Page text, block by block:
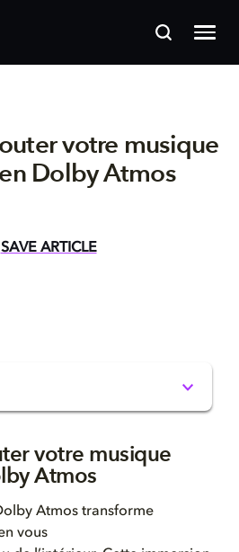
votre musique
Dolby Atmos
SAVE ARTICLE
il disponible ...
de la musique ...
votre musique
Atmos
Atmos transforme
vous